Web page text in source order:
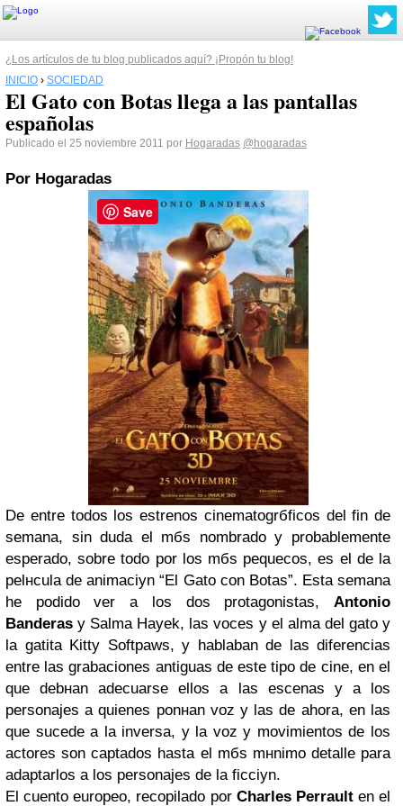
¿Los artículos de tu blog publicados aquí? ¡Propón tu blog!
INICIO › SOCIEDAD
El Gato con Botas llega a las pantallas
españolas
Publicado el 25 noviembre 2011 por Hogaradas @hogaradas
Por Hogaradas
De entre todos los estrenos cinematogrбficos del fin de
semana, sin duda el mбs nombrado y probablemente
esperado, sobre todo por los mбs pequeсos, es el de la
pelнcula de animaciуn “El Gato con Botas”. Esta semana
he podido ver a los dos protagonistas, Antonio
Banderas y Salma Hayek, las voces y el alma del gato y
la gatita Kitty Softpaws, y hablaban de las diferencias
entre las grabaciones antiguas de este tipo de cine, en el
que debнan adecuarse ellos a las escenas y a los
personajes a quienes ponнan voz y las de ahora, en las
que sucede a la inversa, y la voz y movimientos de los
actores son captados hasta el mбs mнnimo detalle para
adaptarlos a los personajes de la ficciуn.
El cuento europeo, recopilado por Charles Perraulten el
Save